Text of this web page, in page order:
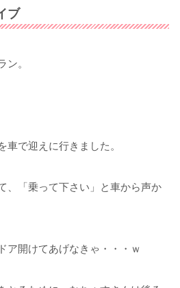
ブ
ン。
車で迎えに行きました。
、「乗って下さい」と車から声か
ア開けてあげなきゃ・・・ｗ